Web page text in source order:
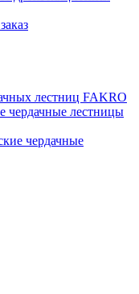
лестниц FAKRO
чердачные лестницы
чердачные